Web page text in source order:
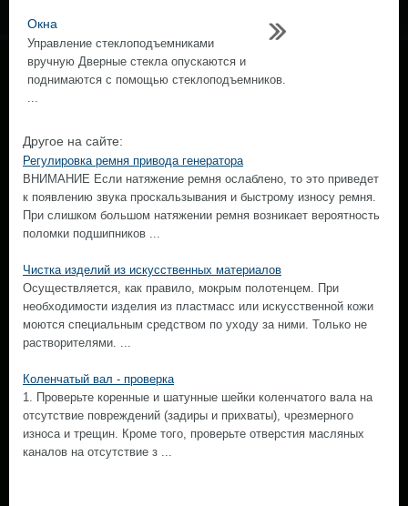
Окна
Управление стеклоподъемниками
вручную Дверные стекла опускаются и
поднимаются с помощью стеклоподъемников.
...
Другое на сайте:
Регулировка ремня привода генератора
ВНИМАНИЕ Если натяжение ремня ослаблено, то это приведет
к появлению звука проскальзывания и быстрому износу ремня.
При слишком большом натяжении ремня возникает вероятность
поломки подшипников ...
Чистка изделий из искусственных материалов
Осуществляется, как правило, мокрым полотенцем. При
необходимости изделия из пластмасс или искусственной кожи
моются специальным средством по уходу за ними. Только не
растворителями. ...
Коленчатый вал - проверка
1. Проверьте коренные и шатунные шейки коленчатого вала на
отсутствие повреждений (задиры и прихваты), чрезмерного
износа и трещин. Кроме того, проверьте отверстия масляных
каналов на отсутствие з ...